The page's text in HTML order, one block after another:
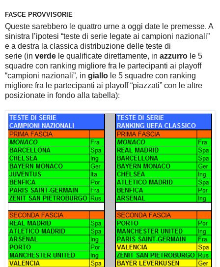
FASCE PROVVISORIE
Queste sarebbero le quattro urne a oggi date le premesse. A
sinistra l’ipotesi “teste di serie legate ai campioni nazionali”
e a destra la classica distribuzione delle teste di
serie (in verde le qualificate direttamente, in azzurro le 5
squadre con ranking migliore fra le partecipanti ai playoff
“campioni nazionali”, in giallo le 5 squadre con ranking
migliore fra le partecipanti ai playoff “piazzati” con le altre
posizionate in fondo alla tabella):